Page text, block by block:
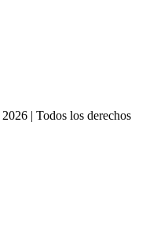
2026 |Todos los derechos